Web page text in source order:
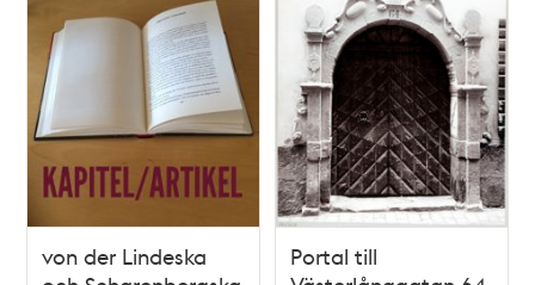
von der Lindeska
Portal till